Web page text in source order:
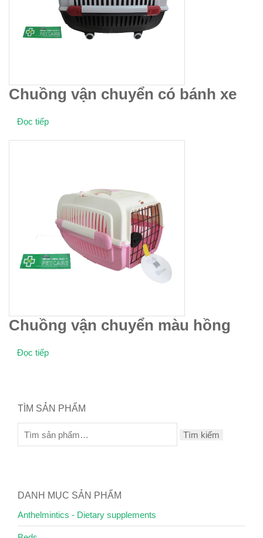
Chuồng vận chuyển có bánh xe
Đọc tiếp
Chuồng vận chuyển màu hồng
Đọc tiếp
TÌM SẢN PHẨM
Tìm kiếm
DANH MỤC SẢN PHẨM
Anthelmintics - Dietary supplements